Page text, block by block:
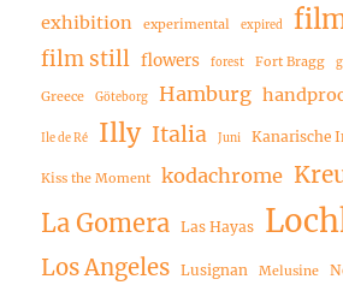
exhibition experimental expired
film still flowers forest Fort Bragg
Greece Göteborg Hamburg
Ile de Ré Illy Italia Juni Kanarische
Kiss the Moment kodachrome
La Gomera Las Hayas
Los Angeles Lusignan Melusine